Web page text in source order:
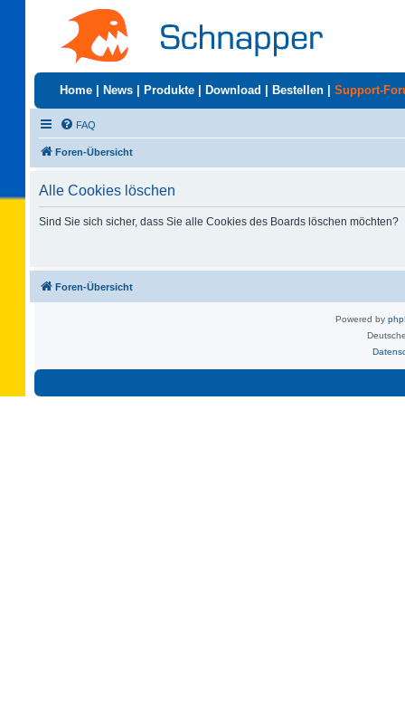
Home News Produkte Download Bestellen Support-
FAQ
Foren-Übersicht
Alle Cookies löschen
Sind Sie sich sicher, dass Sie alle Cookies des Boards löschen möchten?
Foren-Übersicht
Powered by